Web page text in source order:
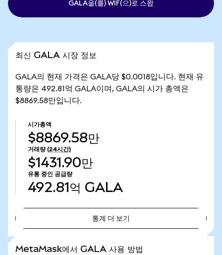
GALA을(를) WIF(으)로 스왑
최신 GALA 시장 정보
GALA의 현재 가격은 GALA당 $0.0018입니다. 현재 유
통량은 492.81억 GALA이며, GALA의 시가 총액은
$8869.58만입니다.
시가총액
$8869.58만
거래량 (24시간)
$1431.90만
유통 중인 공급량
492.81억 GALA
통계 더 보기
MetaMask에서 GALA 사용 방법